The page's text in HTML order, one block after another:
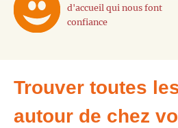
d'accueil qui nous font
confiance
Trouver toutes
autour de chez